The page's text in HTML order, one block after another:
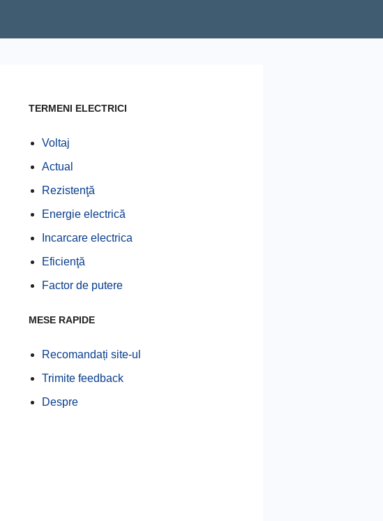
TERMENI ELECTRICI
Voltaj
Actual
Rezistenţă
Energie electrică
Incarcare electrica
Eficienţă
Factor de putere
MESE RAPIDE
Recomandați site-ul
Trimite feedback
Despre